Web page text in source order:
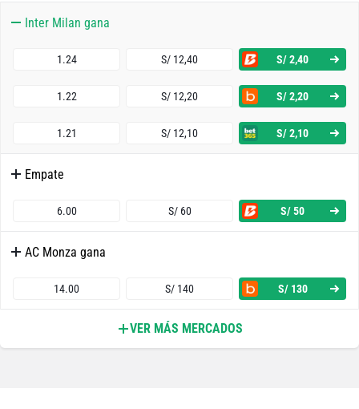
1.58
Inter Milan o Empate
1.04 S/ 10,40 S/ 0,40
Inter Milan o Monza 1912
1.14
Monza 1912 o Empate
4.38
Inter Milan gana
1.24 S/ 12,40 S/ 2,40
1.22 S/ 12,20 S/ 2,20
1.21 S/ 12,10 S/ 2,10
Empate
6.00 S/ 60 S/ 50
AC Monza gana
14.00 S/ 140 S/ 130
Ambos Equipos Anotan - SíVER MÁS MERCADOS